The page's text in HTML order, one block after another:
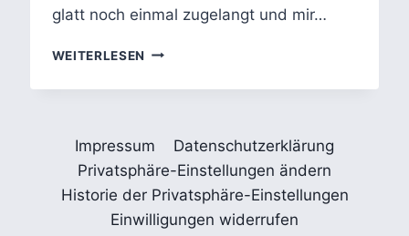
glatt noch einmal zugelangt und mir…
WEITERLESEN UWE
RENNSCHWEIN
–
SCHWEIN
NICHT
SCHWEIN?
Impressum
Datenschutzerklärung
Privatsphäre-Einstellungen ändern
Historie der Privatsphäre-Einstellungen
Einwilligungen widerrufen